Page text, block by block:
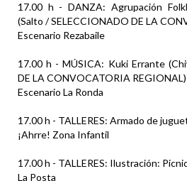
17.00 h - DANZA: Agrupación
(Salto / SELECCIONADO DE LA
Escenario Rezabaile
17.00 h - MÚSICA: Kuki Errante
DE LA CONVOCATORIA REGIONAL)
Escenario La Ronda
17.00 h - TALLERES: Armado de
¡Ahrre! Zona Infantil
17.00 h - TALLERES: Ilustración:
La Posta